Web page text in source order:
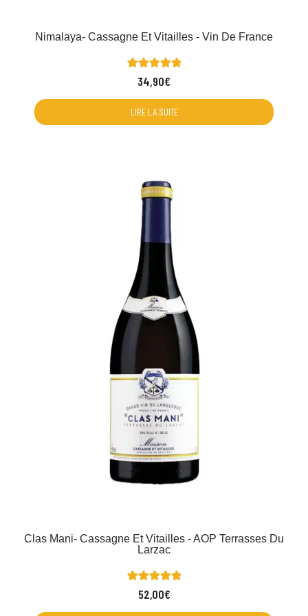
Nimalaya- Cassagne Et Vitailles - Vin De France
Noté
5.00
client
34,90€
LIRE LA SUITE
Clas Mani- Cassagne Et Vitailles - AOP Terrasses Du
Larzac
Noté
5.00
52,00€